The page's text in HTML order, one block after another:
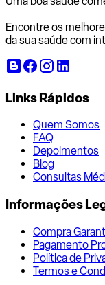
Encontre os
da sua saúde com
Links Rápidos
Quem Somos
FAQ
Depoimentos
Blog
Consultas
Informações
Compra
Pagamento
Política de
Termos e